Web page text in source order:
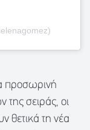
προσωρινή
της σειράς, οι
θετικά τη νέα